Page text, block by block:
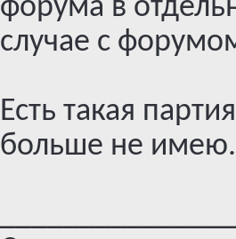
форума в
случае с
Есть такая
больше не имею.